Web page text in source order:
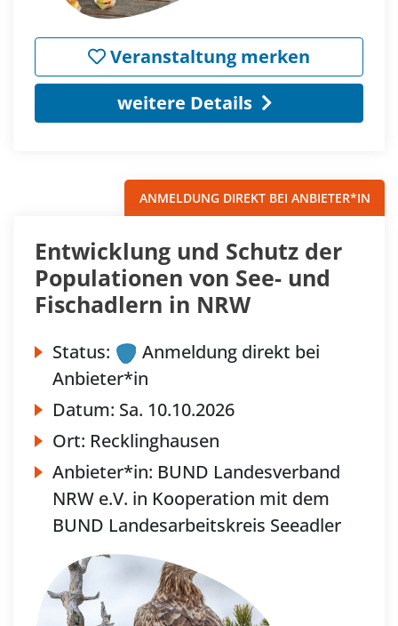
Veranstaltung merken
weitere Details
ANMELDUNG DIREKT BEI ANBIETER*IN
Entwicklung und Schutz der
Populationen von See- und
Fischadlern in NRW
Status:
Anmeldung direkt bei
Anbieter*in
Datum: Sa. 10.10.2026
Ort: Recklinghausen
Anbieter*in: BUND Landesverband
NRW e.V. in Kooperation mit dem
BUND Landesarbeitskreis Seeadler